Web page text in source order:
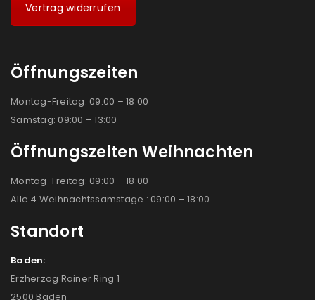
Vertrag widerrufen
Öffnungszeiten
Montag-Freitag: 09:00 – 18:00
Samstag: 09:00 – 13:00
Öffnungszeiten Weihnachten
Montag-Freitag: 09:00 – 18:00
Alle 4 Weihnachtssamstage : 09:00 – 18:00
Standort
Baden:
Erzherzog Rainer Ring 1
2500 Baden